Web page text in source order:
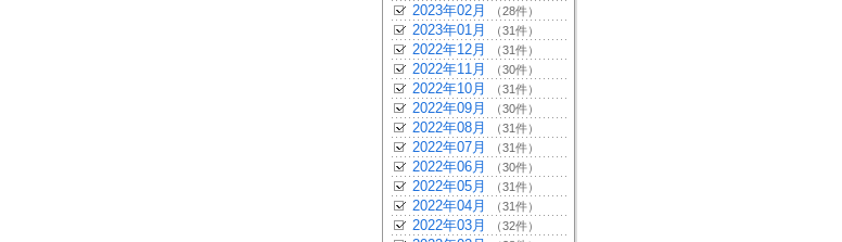
2023年02月 （28件）
2023年01月 （31件）
2022年12月 （31件）
2022年11月 （30件）
2022年10月 （31件）
2022年09月 （30件）
2022年08月 （31件）
2022年07月 （31件）
2022年06月 （30件）
2022年05月 （31件）
2022年04月 （31件）
2022年03月 （32件）